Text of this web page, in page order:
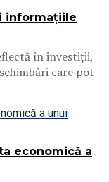
informațiile
în investiții,
care pot
economică a